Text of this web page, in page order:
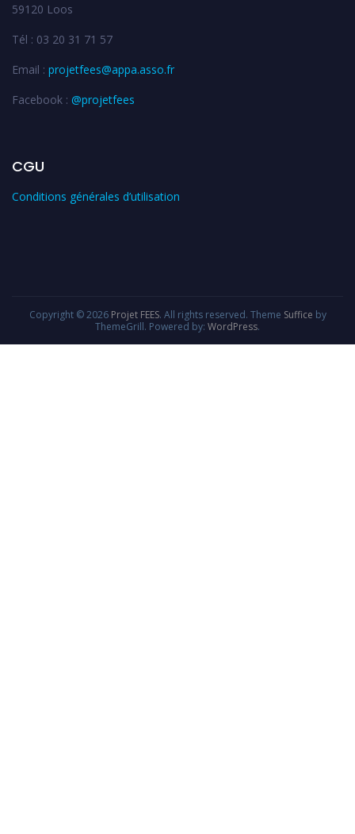
59120 Loos
Tél : 03 20 31 71 57
Email : projetfees@appa.asso.fr
Facebook : @projetfees
CGU
Conditions générales d’utilisation
Copyright © 2026 Projet FEES. All rights reserved. Theme Suffice by
ThemeGrill. Powered by: WordPress.